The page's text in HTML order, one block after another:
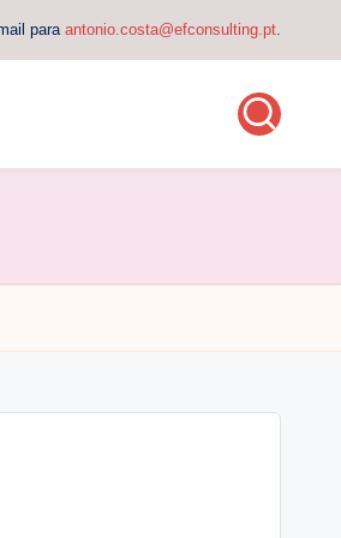
para antonio.costa@efconsulting.pt.